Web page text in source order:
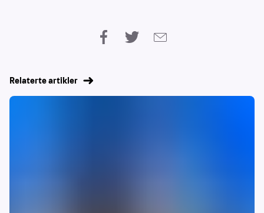
Relaterte artikler